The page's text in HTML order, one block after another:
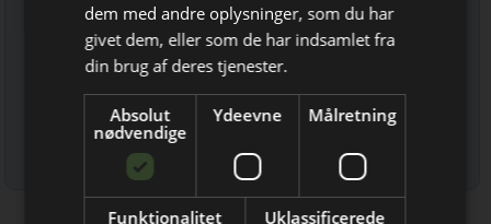
Bliv opdateret hver dag
Få de vigtigste nyheder om
byggebranchen
direkte i din indbakke
Indtast din e-mail-adresse herunder.
Læs mere om udsendelsestidspunkter og afmelding her
dem med andre oplysninger, som du har
givet dem, eller som de har indsamlet fra
din brug af deres tjenester.
Absolut
nødvendige
Ydeevne Målretning
Funktionalitet Uklassificerede